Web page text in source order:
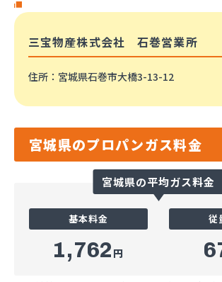
三宝物産株式会社 石巻営業所
住所 ：宮城県石巻市大橋3-13-12
宮城県のプロパンガス料金
宮城県の平均ガス料金
基本料金
1,762 円
従